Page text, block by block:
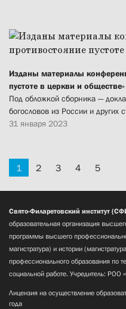
Изданы материалы
пустоте в церкви и обществе»
Под обложкой сборника —
богословов из России и других
31 января 2023
1 2 3 4 5
Свято-Филаретовский институт
образовательная организация
программы высшего
магистратура) и истории
профессионального образования по
социальной работе. Учредитель: РОО
Лицензия на осуществление
года